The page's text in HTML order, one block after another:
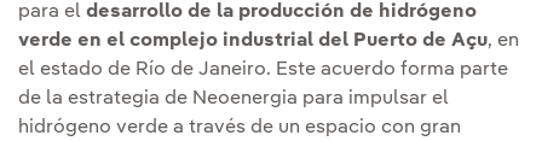
para el desarrollo de la producción de hidrógeno
verde en el complejo industrial del Puerto de Açu, en
el estado de Río de Janeiro. Este acuerdo forma parte
de la estrategia de Neoenergia para impulsar el
hidrógeno verde a través de un espacio con gran